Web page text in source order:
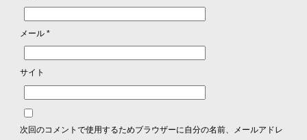
メール *
サイト
次回のコメントで使用するためブラウザーに自分の名前、メールアドレ